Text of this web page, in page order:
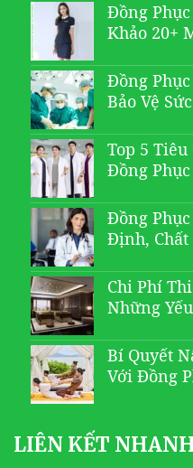
Đồng
Khảo 20+
Đồng
Bảo Vệ
Top 5
Đồng Phục
Đồng
Định,
Chi Phí
Những
Bí Quyết
Với Đồng
LIÊN KẾT